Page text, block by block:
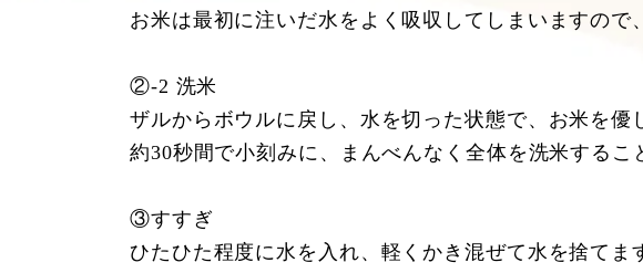
お米は最初に注いだ水をよく吸収してしまいますの
②-2 洗米
ザルからボウルに戻し、水を切った状態で、お米を優
約30秒間で小刻みに、まんべんなく全体を洗米するこ
③すすぎ
ひたひた程度に水を入れ、軽くかき混ぜて水を捨てま